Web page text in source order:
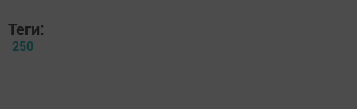
Теги:
250